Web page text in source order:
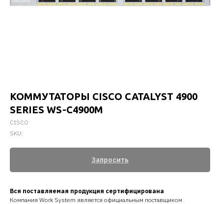
КОММУТАТОРЫ CISCO CATALYST 4900
SERIES WS-C4900M
CISCO
SKU:
Запросить
Вся поставляемая продукция сертифицирована
Компания Work System является официальным поставщиком